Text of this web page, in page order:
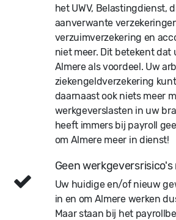
het UWV, Belastingdienst,
aanverwante
verzuimverzekering en
niet meer. Dit betekent dat
Almere als voordeel. Uw
ziekengeldverzekering
daarnaast ook niets meer
werkgeverslasten in uw
heeft immers bij payroll
om Almere meer in dienst!
Geen
Uw huidige en/of nieuw
in en om Almere werken
Maar staan bij het